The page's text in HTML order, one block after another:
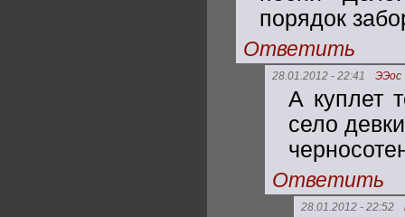
порядок
Ответить
28.01.2012 - 22:41 ЭЭос
А куплет
село
Ответить
28.01.2012 - 22:52